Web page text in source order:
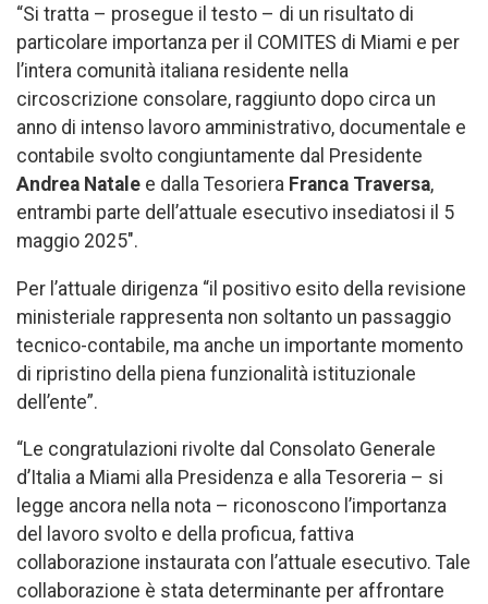
“Si tratta – prosegue il testo – di un risultato di
particolare importanza per il COMITES di Miami e per
l’intera comunità italiana residente nella
circoscrizione consolare, raggiunto dopo circa un
anno di intenso lavoro amministrativo, documentale e
contabile svolto congiuntamente dal Presidente
Andrea Natale e dalla Tesoriera Franca Traversa,
entrambi parte dell’attuale esecutivo insediatosi il 5
maggio 2025″.
Per l’attuale dirigenza “il positivo esito della revisione
ministeriale rappresenta non soltanto un passaggio
tecnico-contabile, ma anche un importante momento
di ripristino della piena funzionalità istituzionale
dell’ente”.
“Le congratulazioni rivolte dal Consolato Generale
d’Italia a Miami alla Presidenza e alla Tesoreria – si
legge ancora nella nota – riconoscono l’importanza
del lavoro svolto e della proficua, fattiva
collaborazione instaurata con l’attuale esecutivo. Tale
collaborazione è stata determinante per affrontare